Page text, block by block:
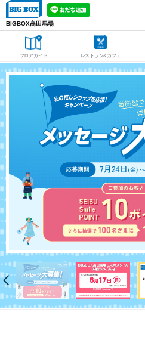
BIGBOX高田馬場
フロアガイド レストラン&カフェ